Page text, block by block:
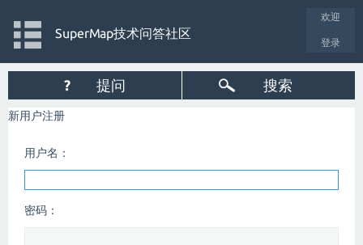
欢迎
登录
SuperMap技术问答社区
? 提问 搜索
新用户注册
用户名：
密码：